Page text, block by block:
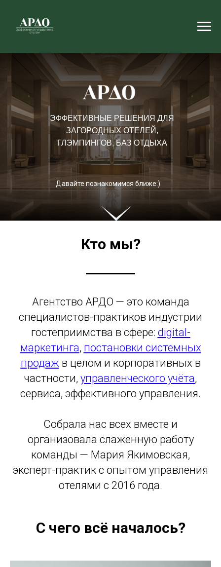
ЭФФЕКТИВНЫЕ РЕШЕНИЯ ДЛЯ
ЗАГОРОДНЫХ ОТЕЛЕЙ,
ГЛЭМПИНГОВ, БАЗ ОТДЫХА
Давайте познакомимся ближе:)
Кто мы?
Агентство АРДО — это команда
специалистов-практиков индустрии
гостеприимства в сфере: digital-
маркетинга, постановки системных
продажв целом и корпоративных в
частности, управленческого учёта,
сервиса, эффективного управления.
Собрала нас всех вместе и
организовала слаженную работу
команды — Мария Якимовская,
эксперт-практик с опытом управления
отелями с 2016 года.
С чего всё началось?